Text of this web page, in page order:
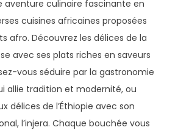
aventure culinaire fascinante en
cuisines africaines proposées
afro. Découvrez les délices de la
avec ses plats riches en saveurs
vous séduire par la gastronomie
allie tradition et modernité, ou
délices de l’Éthiopie avec son
l’injera. Chaque bouchée vous